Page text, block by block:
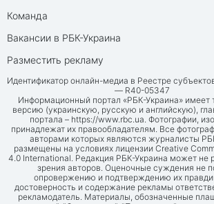
Команда
Вакансии в РБК-Украина
Разместить рекламу
Идентификатор онлайн-медиа в Реестре
— R40-05347
Информационный портал «РБК-Украина» имеет
версию (украинскую, русскую и английскую),
портала – https://www.rbc.ua. Фотографии,
принадлежат их правообладателям. Все
авторами которых являются журналисты
размещены на условиях лицензии Creative
4.0 International. Редакция РБК-Украина может не
зрения авторов. Оценочные суждения не
опровержению и подтверждению их
достоверность и содержание рекламы
рекламодатель. Материалы, обозначенные